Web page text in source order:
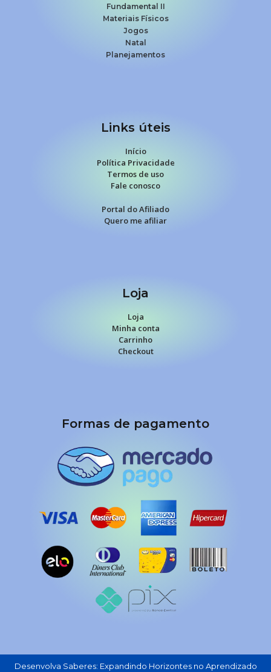
Fundamental II
Materiais Físicos
Jogos
Natal
Planejamentos
Links úteis
Início
Política Privacidade
Termos de uso
Fale conosco
Portal do Afiliado
Quero me afiliar
Loja
Loja
Minha conta
Carrinho
Checkout
Formas de pagamento
Desenvolva Saberes: Expandindo Horizontes no Aprendizado